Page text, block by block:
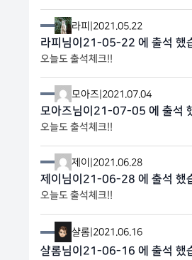
라피 2021.05.22
라피님이21-05-22 에 출석 했
오늘도 출석체크!!
모아즈 2021.07.04
모아즈님이21-07-05 에 출석
오늘도 출석체크!!
제이 2021.06.28
제이님이21-06-28 에 출석 했
오늘도 출석체크!!
샬롬 2021.06.16
샬롬님이21-06-16 에 출석 했